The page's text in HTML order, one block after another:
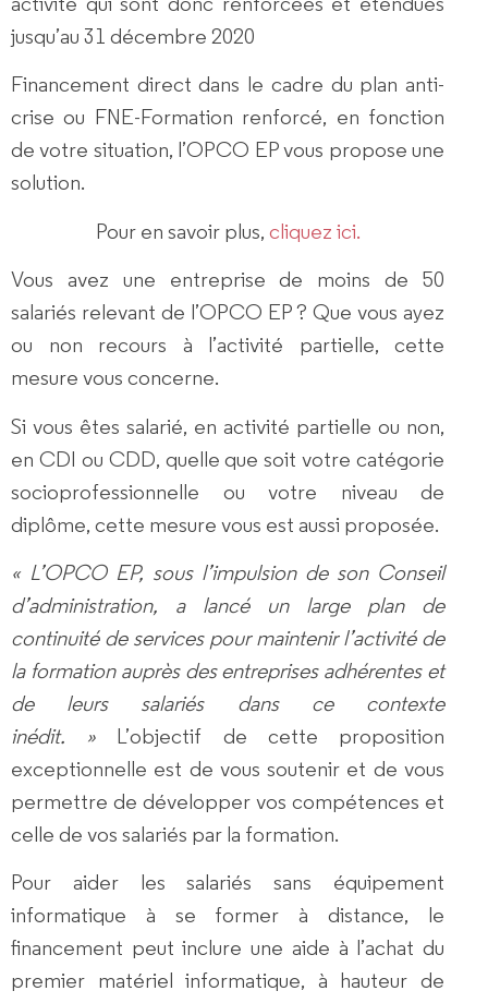
jusqu’au 31 décembre 2020
Financement direct dans le cadre du plan anti-
crise ou FNE-Formation renforcé, en fonction
de votre situation, l’OPCO EP vous propose une
solution.
Pour en savoir plus, cliquez ici.
Vous avez une entreprise de moins de 50
salariés relevant de l’OPCO EP ? Que vous ayez
ou non recours à l’activité partielle, cette
mesure vous concerne.
Si vous êtes salarié, en activité partielle ou non,
en CDI ou CDD, quelle que soit votre catégorie
socioprofessionnelle ou votre niveau de
diplôme, cette mesure vous est aussi proposée.
« L’OPCO EP, sous l’impulsion de son Conseil
d’administration, a lancé un large plan de
continuité de services pour maintenir l’activité de
la formation auprès des entreprises adhérentes et
de leurs salariés dans ce contexte
inédit. » L’objectif de cette proposition
exceptionnelle est de vous soutenir et de vous
permettre de développer vos compétences et
celle de vos salariés par la formation.
Pour aider les salariés sans équipement
informatique à se former à distance, le
financement peut inclure une aide à l’achat du
premier matériel informatique, à hauteur de